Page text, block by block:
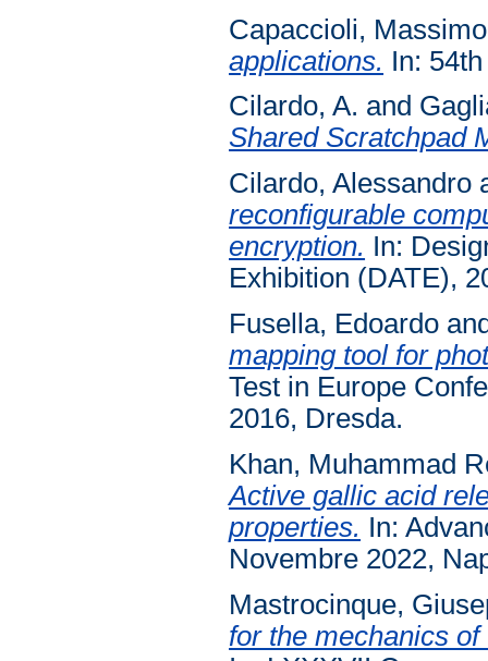
Capaccioli, Massimo
applications. In:
Cilardo, A. and
Shared Scratchpad
Cilardo, Alessandro
reconfigurable
encryption. In:
Exhibition (DATE),
Fusella, Edoardo
mapping tool for
Test in Europe
2016, Dresda.
Khan, Muhammad
Active gallic acid
properties. In:
Novembre 2022,
Mastrocinque,
for the mechanics